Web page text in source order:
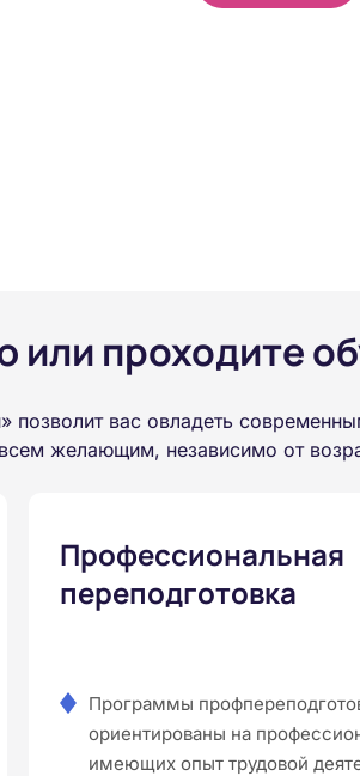
проходите
позволит вас овладеть
желающим, независимо от
Профессиональная
переподготовка
Программы
ориентированы на
имеющих опыт трудовой